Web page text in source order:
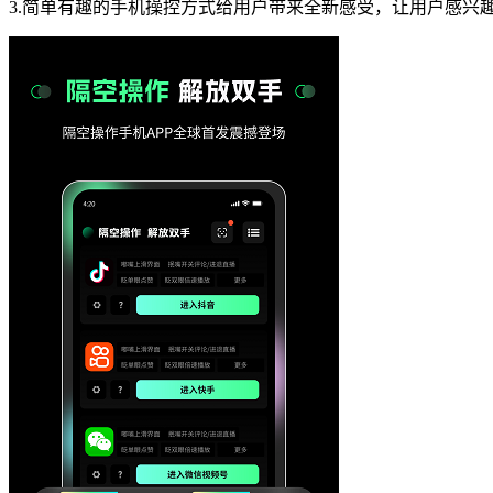
3.简单有趣的手机操控方式给用户带来全新感受，让用户感兴